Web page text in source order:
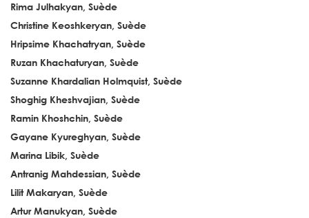
Rima Julhakyan, Suède
Christine Keoshkeryan, Suède
Hripsime Khachatryan, Suède
Ruzan Khachaturyan, Suède
Suzanne Khardalian Holmquist, Suède
Shoghig Kheshvajian, Suède
Ramin Khoshchin, Suède
Gayane Kyureghyan, Suède
Marina Libik, Suède
Antranig Mahdessian, Suède
Lilit Makaryan, Suède
Artur Manukyan, Suède